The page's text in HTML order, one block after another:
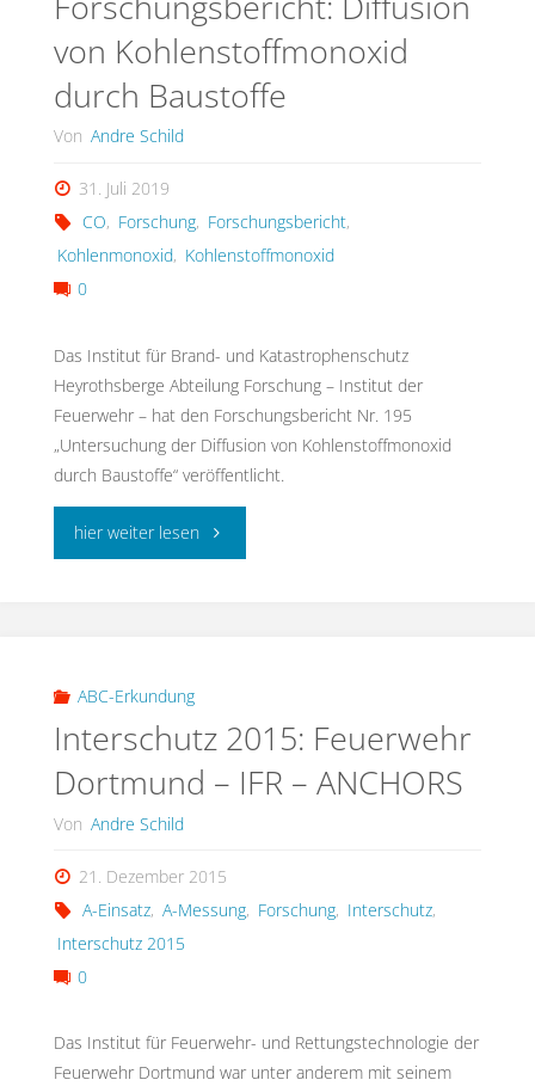
von Kohlenstoffmonoxid
durch Baustoffe
Von Andre Schild
31. Juli 2019
CO, Forschung, Forschungsbericht,
Kohlenmonoxid, Kohlenstoffmonoxid
0
Das Institut für Brand- und Katastrophenschutz
Heyrothsberge Abteilung Forschung – Institut der
Feuerwehr – hat den Forschungsbericht Nr. 195
„Untersuchung der Diffusion von Kohlenstoffmonoxid
durch Baustoffe“ veröffentlicht.
hier weiter lesen"Forschungsbericht:
durch
Baustoffe"
ABC-Erkundung
Interschutz 2015: Feuerwehr
Dortmund – IFR – ANCHORS
Von Andre Schild
21. Dezember 2015
A-Einsatz, A-Messung, Forschung, Interschutz,
Interschutz 2015
0
Das Institut für Feuerwehr- und Rettungstechnologie der
Feuerwehr Dortmund war unter anderem mit seinem